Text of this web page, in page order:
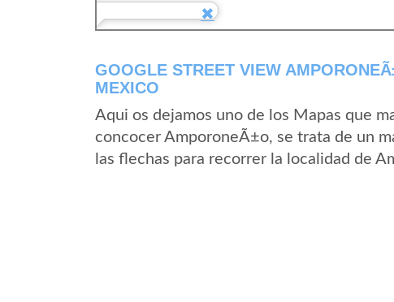
GOOGLE STREET VIEW
MEXICO
Aqui os dejamos uno de los Mapas que
concocer AmporoneÃ±o, se trata de un
las flechas para recorrer la localidad de